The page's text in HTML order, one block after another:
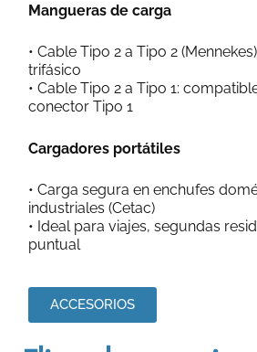
Mangueras de carga
• Cable Tipo 2 a Tipo 2
trifásico
• Cable Tipo 2 a Tipo 1:
conector Tipo 1
Cargadores portátiles
• Carga segura en enchufes
industriales (Cetac)
• Ideal para viajes, segundas
puntual
ACCESORIOS